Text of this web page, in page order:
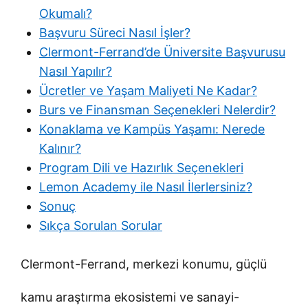
Okumalı?
Başvuru Süreci Nasıl İşler?
Clermont-Ferrand’de Üniversite Başvurusu
Nasıl Yapılır?
Ücretler ve Yaşam Maliyeti Ne Kadar?
Burs ve Finansman Seçenekleri Nelerdir?
Konaklama ve Kampüs Yaşamı: Nerede
Kalınır?
Program Dili ve Hazırlık Seçenekleri
Lemon Academy ile Nasıl İlerlersiniz?
Sonuç
Sıkça Sorulan Sorular
Clermont-Ferrand, merkezi konumu, güçlü
kamu araştırma ekosistemi ve sanayi-